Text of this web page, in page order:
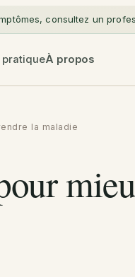
consultez un
pratiqueÀ propos
la maladie